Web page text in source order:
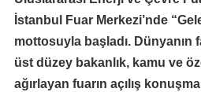
İstanbul Fuar Merkezi’nde
mottosuyla başladı. Dünyanın
üst düzey bakanlık, kamu ve
ağırlayan fuarın açılış